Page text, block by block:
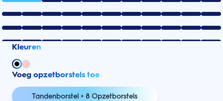
Kleuren
Voeg opzetborstels toe
Tandenborstel + 8 Opzetborstels